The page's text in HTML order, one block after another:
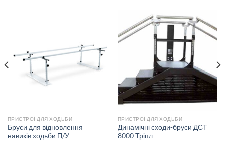
ПРИСТРОЇ ДЛЯ ХОДЬБИ
Бруси для відновлення
навиків ходьби П/У
ПРИСТРОЇ ДЛЯ ХОДЬБИ
Динамічні сходи-бруси ДСТ
8000 Тріпл